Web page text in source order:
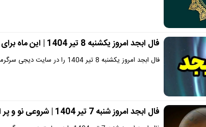
فال ابجد امروز یکشنبه 8 تیر 1404 | این ماه برای شما ماه موفقیت مالی است !
فال ابجد امروز یکشنبه 8 تیر 1404 را در سایت دیجی سرگرمی بخوانید.
فال ابجد امروز شنبه 7 تیر 1404 | شروعی نو و پر از انرژی در انتظار شماست !